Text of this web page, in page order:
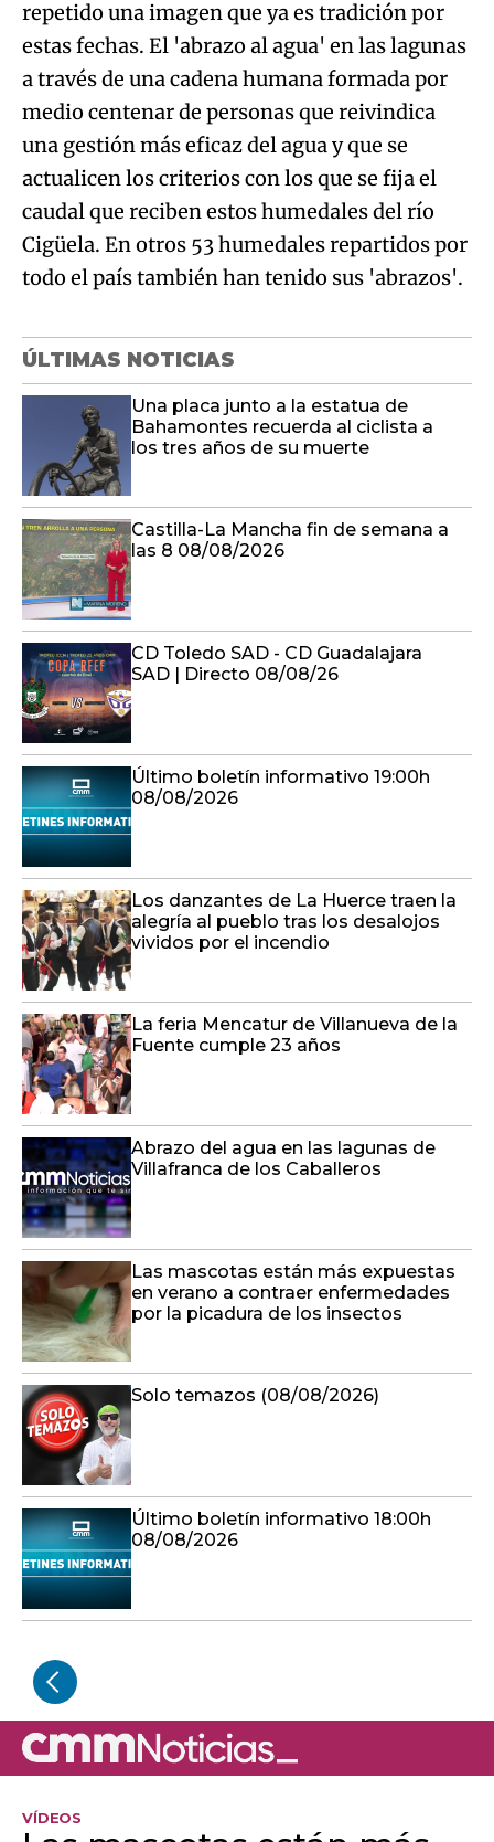
repetido una imagen que ya es tradición por
estas fechas. El 'abrazo al agua' en las lagunas
a través de una cadena humana formada por
medio centenar de personas que reivindica
una gestión más eficaz del agua y que se
actualicen los criterios con los que se fija el
caudal que reciben estos humedales del río
Cigüela. En otros 53 humedales repartidos por
todo el país también han tenido sus 'abrazos'.
ÚLTIMAS NOTICIAS
Una placa junto a la estatua de
Bahamontes recuerda al ciclista a
los tres años de su muerte
Castilla-La Mancha fin de semana a
las 8 08/08/2026
CD Toledo SAD - CD Guadalajara
SAD | Directo 08/08/26
Último boletín informativo 19:00h
08/08/2026
Los danzantes de La Huerce traen la
alegría al pueblo tras los desalojos
vividos por el incendio
La feria Mencatur de Villanueva de la
Fuente cumple 23 años
Abrazo del agua en las lagunas de
Villafranca de los Caballeros
Las mascotas están más expuestas
en verano a contraer enfermedades
por la picadura de los insectos
Solo temazos (08/08/2026)
Último boletín informativo 18:00h
08/08/2026
VÍDEOS